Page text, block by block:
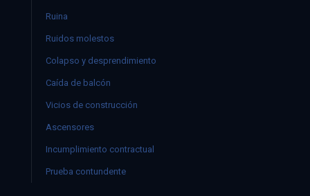
Ruina
Ruidos molestos
Colapso y desprendimiento
Caída de balcón
Vicios de construcción
Ascensores
Incumplimiento contractual
Prueba contundente